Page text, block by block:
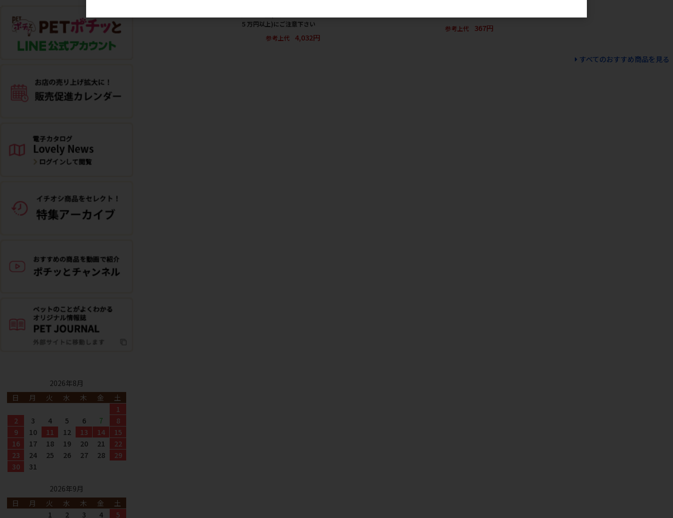
５万円以上)にご注意下さい
参考上代
4,032円
参考上代
367円
すべてのおすすめ商品を見る
2026年8月
日
月 火 水 木 金
土
1
2
3 4 5 6 7
8
9
10 11 12 13 14
15
16
17 18 19 20 21
22
23
24 25 26 27 28
29
30
31
2026年9月
日
月 火 水 木 金
土
1
2 3 4 5